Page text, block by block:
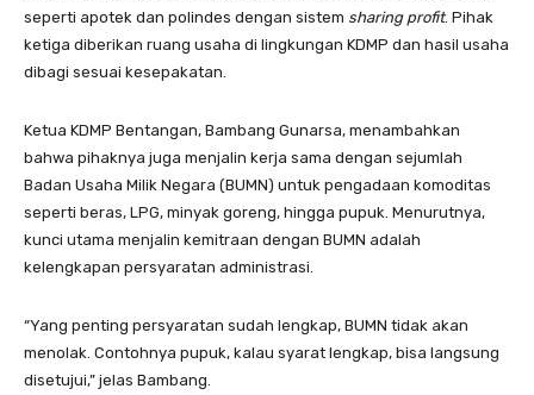
seperti apotek dan polindes dengan sistem sharing profit. Pihak
ketiga diberikan ruang usaha di lingkungan KDMP dan hasil usaha
dibagi sesuai kesepakatan.
Ketua KDMP Bentangan, Bambang Gunarsa, menambahkan
bahwa pihaknya juga menjalin kerja sama dengan sejumlah
Badan Usaha Milik Negara (BUMN) untuk pengadaan komoditas
seperti beras, LPG, minyak goreng, hingga pupuk. Menurutnya,
kunci utama menjalin kemitraan dengan BUMN adalah
kelengkapan persyaratan administrasi.
“Yang penting persyaratan sudah lengkap, BUMN tidak akan
menolak. Contohnya pupuk, kalau syarat lengkap, bisa langsung
disetujui,” jelas Bambang.